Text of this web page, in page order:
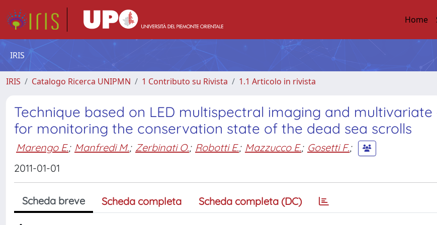
Home
IRIS
IRIS Catalogo Ricerca UNIPMN 1 Contributo su Rivista 1.1 Articolo in rivista
Technique based on LED multispectral imaging and multivariate
for monitoring the conservation state of the dead sea scrolls
Marengo E.; Manfredi M.; Zerbinati O.; Robotti E.; Mazzucco E.; Gosetti F.;
2011-01-01
Scheda breve Scheda completa Scheda completa (DC)